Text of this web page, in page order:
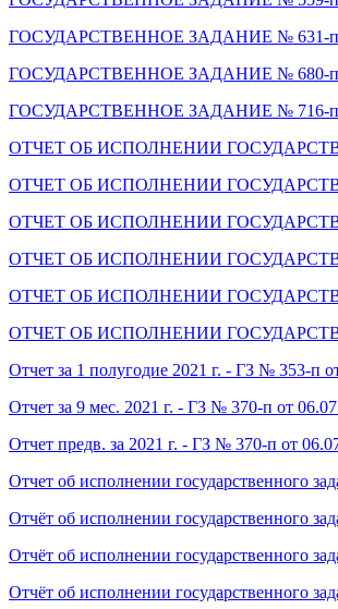
ГОСУДАРСТВЕННОЕ ЗАДАНИЕ № 631-п на
ГОСУДАРСТВЕННОЕ ЗАДАНИЕ № 680-п на
ГОСУДАРСТВЕННОЕ ЗАДАНИЕ № 716-п на
ОТЧЕТ ОБ ИСПОЛНЕНИИ
ОТЧЕТ ОБ ИСПОЛНЕНИИ
ОТЧЕТ ОБ ИСПОЛНЕНИИ
ОТЧЕТ ОБ ИСПОЛНЕНИИ
ОТЧЕТ ОБ ИСПОЛНЕНИИ
ОТЧЕТ ОБ ИСПОЛНЕНИИ
Отчет за 1 полугодие 2021 г. - ГЗ № 353-
Отчет за 9 мес. 2021 г. - ГЗ № 370-п от
Отчет предв. за 2021 г. - ГЗ № 370-п от
Отчет об исполнении государственного
Отчёт об исполнении государственного
Отчёт об исполнении государственного
Отчёт об исполнении государственного